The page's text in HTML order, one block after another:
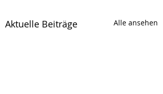
Aktuelle Beiträge Alle ansehen